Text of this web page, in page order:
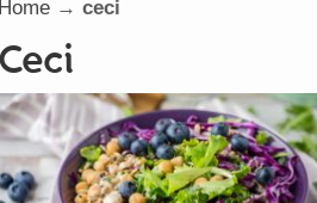
Home→ ceci
ceci